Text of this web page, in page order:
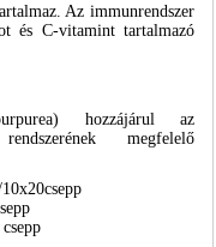
Az immunrendszer
és C-vitamint tartalmazó
hozzájárul az
megfelelő